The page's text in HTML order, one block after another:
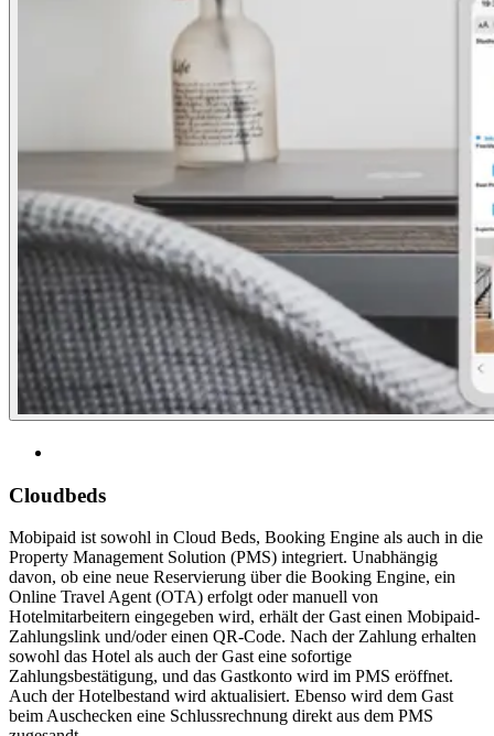
Cloudbeds
Mobipaid ist sowohl in Cloud Beds, Booking Engine als auch in die
Property Management Solution (PMS) integriert. Unabhängig
davon, ob eine neue Reservierung über die Booking Engine, ein
Online Travel Agent (OTA) erfolgt oder manuell von
Hotelmitarbeitern eingegeben wird, erhält der Gast einen Mobipaid-
Zahlungslink und/oder einen QR-Code. Nach der Zahlung erhalten
sowohl das Hotel als auch der Gast eine sofortige
Zahlungsbestätigung, und das Gastkonto wird im PMS eröffnet.
Auch der Hotelbestand wird aktualisiert. Ebenso wird dem Gast
beim Auschecken eine Schlussrechnung direkt aus dem PMS